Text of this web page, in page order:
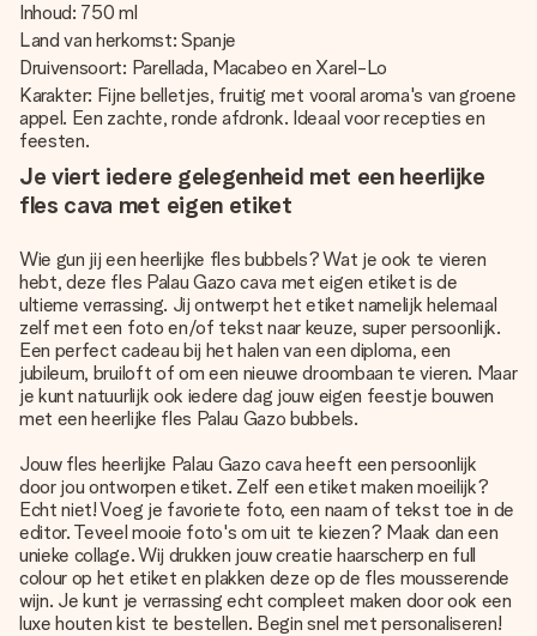
Inhoud: 750 ml
Land van herkomst: Spanje
Druivensoort: Parellada, Macabeo en Xarel-Lo
Karakter: Fijne belletjes, fruitig met vooral aroma's van groene
appel. Een zachte, ronde afdronk. Ideaal voor recepties en
feesten.
Je viert iedere gelegenheid met een heerlijke
fles cava met eigen etiket
Wie gun jij een heerlijke fles bubbels? Wat je ook te vieren
hebt, deze fles Palau Gazo cava met eigen etiket is de
ultieme verrassing. Jij ontwerpt het etiket namelijk helemaal
zelf met een foto en/of tekst naar keuze, super persoonlijk.
Een perfect cadeau bij het halen van een diploma, een
jubileum, bruiloft of om een nieuwe droombaan te vieren. Maar
je kunt natuurlijk ook iedere dag jouw eigen feestje bouwen
met een heerlijke fles Palau Gazo bubbels.
Jouw fles heerlijke Palau Gazo cava heeft een persoonlijk
door jou ontworpen etiket. Zelf een etiket maken moeilijk?
Echt niet! Voeg je favoriete foto, een naam of tekst toe in de
editor. Teveel mooie foto's om uit te kiezen? Maak dan een
unieke collage. Wij drukken jouw creatie haarscherp en full
colour op het etiket en plakken deze op de fles mousserende
wijn. Je kunt je verrassing echt compleet maken door ook een
luxe houten kist te bestellen. Begin snel met personaliseren!